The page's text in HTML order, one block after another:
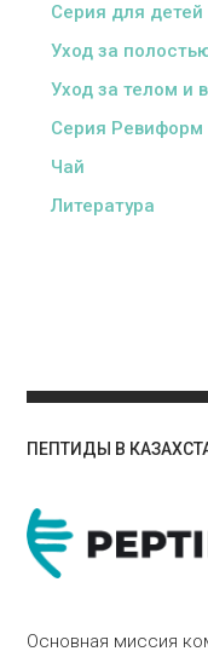
Серия для детей
Уход за
Уход за телом и
Серия Ревиформ
Чай
Литература
ПЕПТИДЫ В
Основная миссия